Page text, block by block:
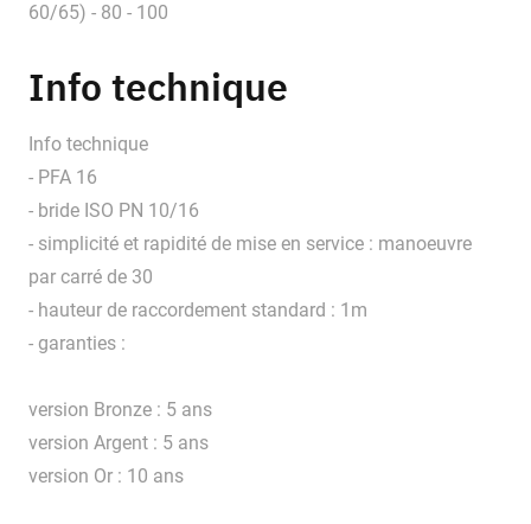
60/65) - 80 - 100
Info technique
Info technique
- PFA 16
- bride ISO PN 10/16
- simplicité et rapidité de mise en service : manoeuvre
par carré de 30
- hauteur de raccordement standard : 1m
- garanties :
version Bronze : 5 ans
version Argent : 5 ans
version Or : 10 ans